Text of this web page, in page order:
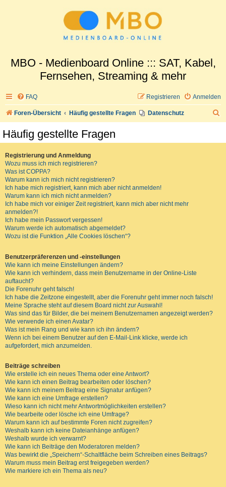
MBO - Medienboard Online ::: SAT, Kabel,
Fernsehen, Streaming & mehr
FAQ Anmelden
Registrieren
Foren-Übersicht Häufig gestellte Fragen Datenschutz
Häufig gestellte Fragen
Registrierung und Anmeldung
Wozu muss ich mich registrieren?
Was ist COPPA?
Warum kann ich mich nicht registrieren?
Ich habe mich registriert, kann mich aber nicht anmelden!
Warum kann ich mich nicht anmelden?
Ich habe mich vor einiger Zeit registriert, kann mich aber nicht mehr
anmelden?!
Ich habe mein Passwort vergessen!
Warum werde ich automatisch abgemeldet?
Wozu ist die Funktion „Alle Cookies löschen“?
Benutzerpräferenzen und -einstellungen
Wie kann ich meine Einstellungen ändern?
Wie kann ich verhindern, dass mein Benutzername in der Online-Liste
auftaucht?
Die Forenuhr geht falsch!
Ich habe die Zeitzone eingestellt, aber die Forenuhr geht immer noch falsch!
Meine Sprache steht auf diesem Board nicht zur Auswahl!
Was sind das für Bilder, die bei meinem Benutzernamen angezeigt werden?
Wie verwende ich einen Avatar?
Was ist mein Rang und wie kann ich ihn ändern?
Wenn ich bei einem Benutzer auf den E-Mail-Link klicke, werde ich
aufgefordert, mich anzumelden.
Beiträge schreiben
Wie erstelle ich ein neues Thema oder eine Antwort?
Wie kann ich einen Beitrag bearbeiten oder löschen?
Wie kann ich meinem Beitrag eine Signatur anfügen?
Wie kann ich eine Umfrage erstellen?
Wieso kann ich nicht mehr Antwortmöglichkeiten erstellen?
Wie bearbeite oder lösche ich eine Umfrage?
Warum kann ich auf bestimmte Foren nicht zugreifen?
Weshalb kann ich keine Dateianhänge anfügen?
Weshalb wurde ich verwarnt?
Wie kann ich Beiträge den Moderatoren melden?
Was bewirkt die „Speichern“-Schaltfläche beim Schreiben eines Beitrags?
Warum muss mein Beitrag erst freigegeben werden?
Wie markiere ich ein Thema als neu?